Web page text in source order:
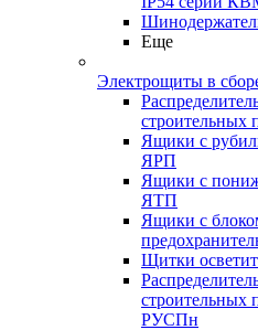
Еще
Электрощиты в
Ящики с
ЯРП
Ящики с
ЯТП
Ящики с
Щитки
строительных
РУСПн